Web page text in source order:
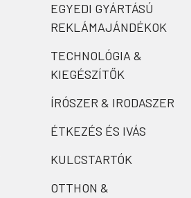
EGYEDI GYÁRTÁSÚ
REKLÁMAJÁNDÉKOK
TECHNOLÓGIA &
KIEGÉSZÍTŐK
ÍRÓSZER & IRODASZER
ÉTKEZÉS ÉS IVÁS
KULCSTARTÓK
OTTHON &